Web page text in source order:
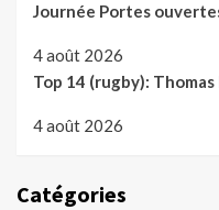
Journée Portes
4 août 2026
Top 14 (rugby): Thomas
4 août 2026
Catégories